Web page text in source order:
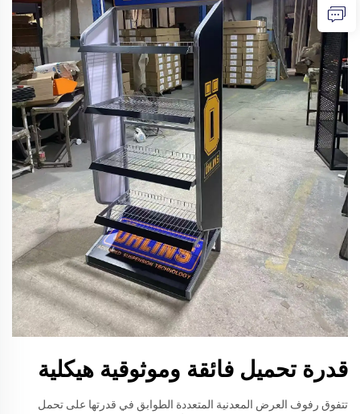
قدرة تحميل فائقة وموثوقية هيكلية
تتفوق رفوف العرض المعدنية المتعددة الطوابق في قدرتها على تحمل